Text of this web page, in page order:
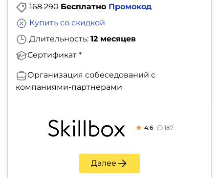
168 290 Бесплатно Промокод
Длительность: 12 месяцев
Сертификат *
Купить со скидкой
Организация собеседований с
компаниями-партнерами
4.6 187
Далее